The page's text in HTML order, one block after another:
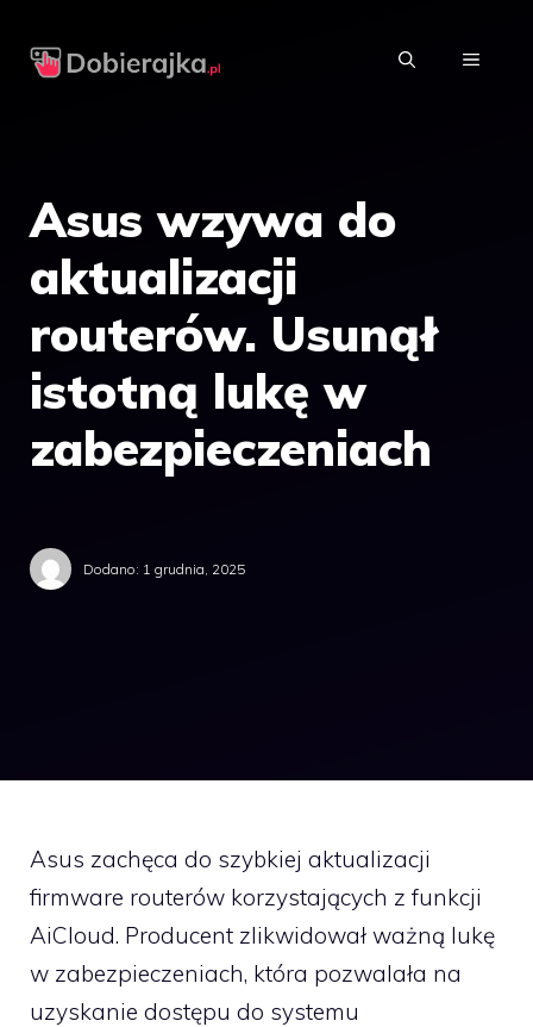
MENU
Asus wzywa do
aktualizacji
routerów. Usunął
istotną lukę w
zabezpieczeniach
Dodano: 1 grudnia, 2025
Asus zachęca do szybkiej aktualizacji
firmware routerów korzystających z funkcji
AiCloud. Producent zlikwidował ważną lukę
w zabezpieczeniach, która pozwalała na
uzyskanie dostępu do systemu